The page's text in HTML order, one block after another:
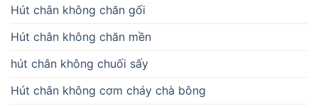
Hút chân không chăn gối
Hút chân không chăn mền
hút chân không chuối sấy
Hút chân không cơm cháy chà bông